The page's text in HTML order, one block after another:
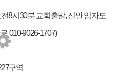
전8시 30분 교회 출발,신안 임자도
010-9026-1707)
구역